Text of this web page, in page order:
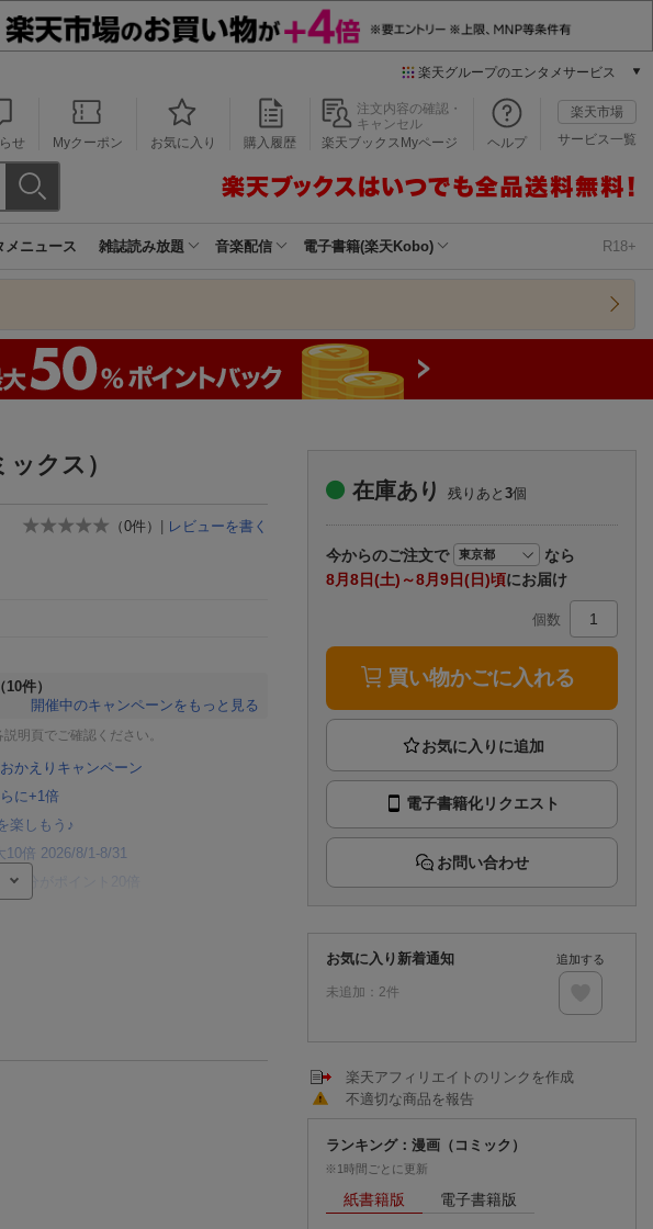
楽天グループのエンタメサービス
本/ゲーム/CD/DVD
楽天ブックス
楽天Kobo
楽天チケット
エンタメニュース
推し楽
せ Myクーポン お気に入り 購入履歴
注文内容の確認・
キャンセル
楽天ブックスMyページ
ヘルプ
楽天市場
サービス一覧
メニュース 雑誌読み放題 音楽配信 電子書籍(楽天Kobo) R18+
クス）
（0件） | レビューを書く
（10件）
開催中のキャンペーンをもっと見る
明頁でご確認ください。
かえりキャンペーン
に+1倍
楽しもう♪
倍 2026/8/1-8/31
入分がポイント20倍
在庫あり 残りあと 3個
今からのご注文で
なら
8月8日(土)～8月9日(日)頃にお届け
個数
買い物かごに入れる
電子書籍化リクエスト
お問い合わせ
お気に入り新着通知
未追加： 2件
追加する
楽天アフィリエイトのリンクを作成
不適切な商品を報告
ランキング：漫画（コミック）
※1時間ごとに更新
紙書籍版 電子書籍版